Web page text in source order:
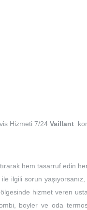
Hizmeti 7/24 Vaillant
hem tasarruf edin
ile ilgili sorun
hizmet veren
boyler ve oda